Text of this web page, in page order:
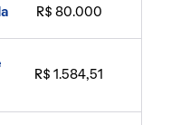
R$ 80.000
R$ 1.584,51